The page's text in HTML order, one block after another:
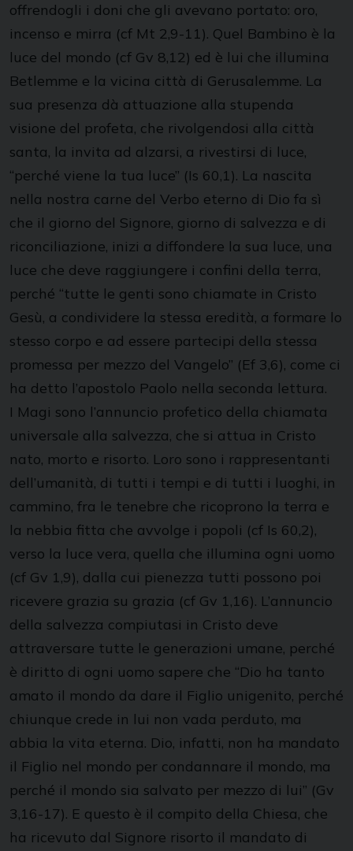
offrendogli i doni che gli avevano portato: oro,
incenso e mirra (cf Mt 2,9-11). Quel Bambino è la
luce del mondo (cf Gv 8,12) ed è lui che illumina
Betlemme e la vicina città di Gerusalemme. La
sua presenza dà attuazione alla stupenda
visione del profeta, che rivolgendosi alla città
santa, la invita ad alzarsi, a rivestirsi di luce,
“perché viene la tua luce” (Is 60,1). La nascita
nella nostra carne del Verbo eterno di Dio fa sì
che il giorno del Signore, giorno di salvezza e di
riconciliazione, inizi a diffondere la sua luce, una
luce che deve raggiungere i confini della terra,
perché “tutte le genti sono chiamate in Cristo
Gesù, a condividere la stessa eredità, a formare lo
stesso corpo e ad essere partecipi della stessa
promessa per mezzo del Vangelo” (Ef 3,6), come ci
ha detto l’apostolo Paolo nella seconda lettura.
I Magi sono l’annuncio profetico della chiamata
universale alla salvezza, che si attua in Cristo
nato, morto e risorto. Loro sono i rappresentanti
dell’umanità, di tutti i tempi e di tutti i luoghi, in
cammino, fra le tenebre che ricoprono la terra e
la nebbia fitta che avvolge i popoli (cf Is 60,2),
verso la luce vera, quella che illumina ogni uomo
(cf Gv 1,9), dalla cui pienezza tutti possono poi
ricevere grazia su grazia (cf Gv 1,16). L’annuncio
della salvezza compiutasi in Cristo deve
attraversare tutte le generazioni umane, perché
è diritto di ogni uomo sapere che “Dio ha tanto
amato il mondo da dare il Figlio unigenito, perché
chiunque crede in lui non vada perduto, ma
abbia la vita eterna. Dio, infatti, non ha mandato
il Figlio nel mondo per condannare il mondo, ma
perché il mondo sia salvato per mezzo di lui” (Gv
3,16-17). E questo è il compito della Chiesa, che
ha ricevuto dal Signore risorto il mandato di